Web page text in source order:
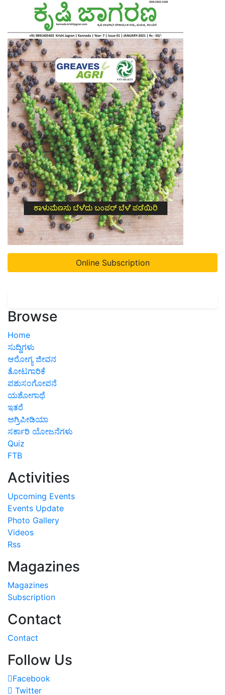
Online Subscription
Browse
Home
ಸುದ್ದಿಗಳು
ಆರೋಗ್ಯ ಜೀವನ
ತೋಟಗಾರಿಕೆ
ಪಶುಸಂಗೋಪನೆ
ಯಶೋಗಾಥೆ
ಇತರೆ
ಅಗ್ರಿಪೀಡಿಯಾ
ಸರ್ಕಾರಿ ಯೋಜನೆಗಳು
Quiz
FTB
Activities
Upcoming Events
Events Update
Photo Gallery
Videos
Rss
Magazines
Magazines
Subscription
Contact
Contact
Follow Us
Facebook
Twitter